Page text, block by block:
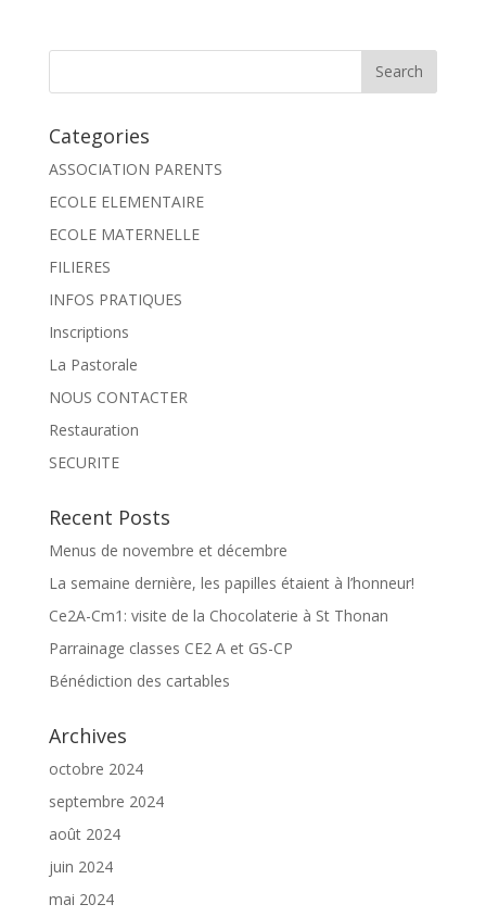
Categories
ASSOCIATION PARENTS
ECOLE ELEMENTAIRE
ECOLE MATERNELLE
FILIERES
INFOS PRATIQUES
Inscriptions
La Pastorale
NOUS CONTACTER
Restauration
SECURITE
Recent Posts
Menus de novembre et décembre
La semaine dernière, les papilles étaient à l’honneur!
Ce2A-Cm1: visite de la Chocolaterie à St Thonan
Parrainage classes CE2 A et GS-CP
Bénédiction des cartables
Archives
octobre 2024
septembre 2024
août 2024
juin 2024
mai 2024